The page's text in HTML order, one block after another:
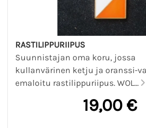
RASTILIPPURIIPUS
Suunnistajan oma koru, jossa
kullanvärinen ketju ja oranssi-
emaloitu rastilippuriipus. WOL...
19,00 €